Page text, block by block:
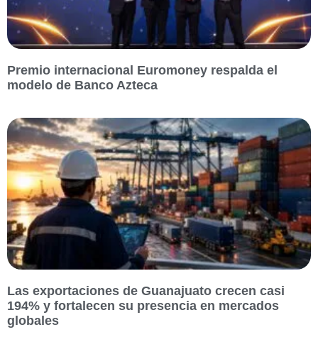
Premio internacional Euromoney respalda el
modelo de Banco Azteca
Las exportaciones de Guanajuato crecen casi
194% y fortalecen su presencia en mercados
globales